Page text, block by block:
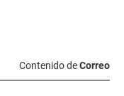
Contenido deCorreo